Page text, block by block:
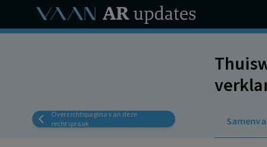
Overzichtspagina van deze
rechtspraak